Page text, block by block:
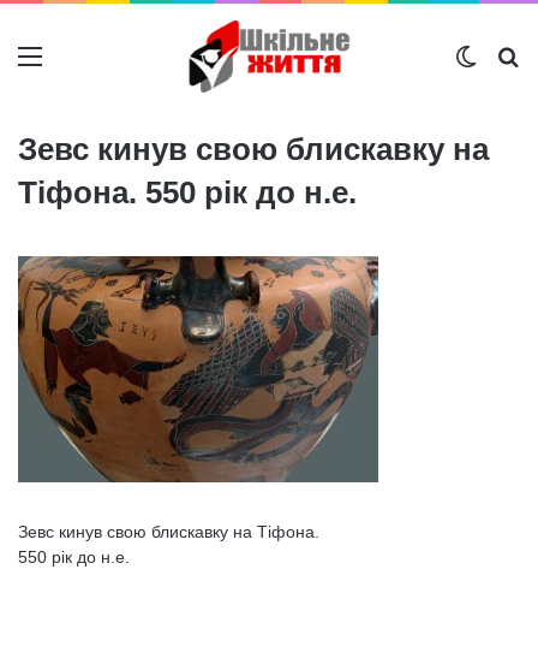
Меню
Зевс кинув свою блискавку на
Тіфона. 550 рік до н.е.
Зевс кинув свою блискавку на Тіфона.
550 рік до н.е.